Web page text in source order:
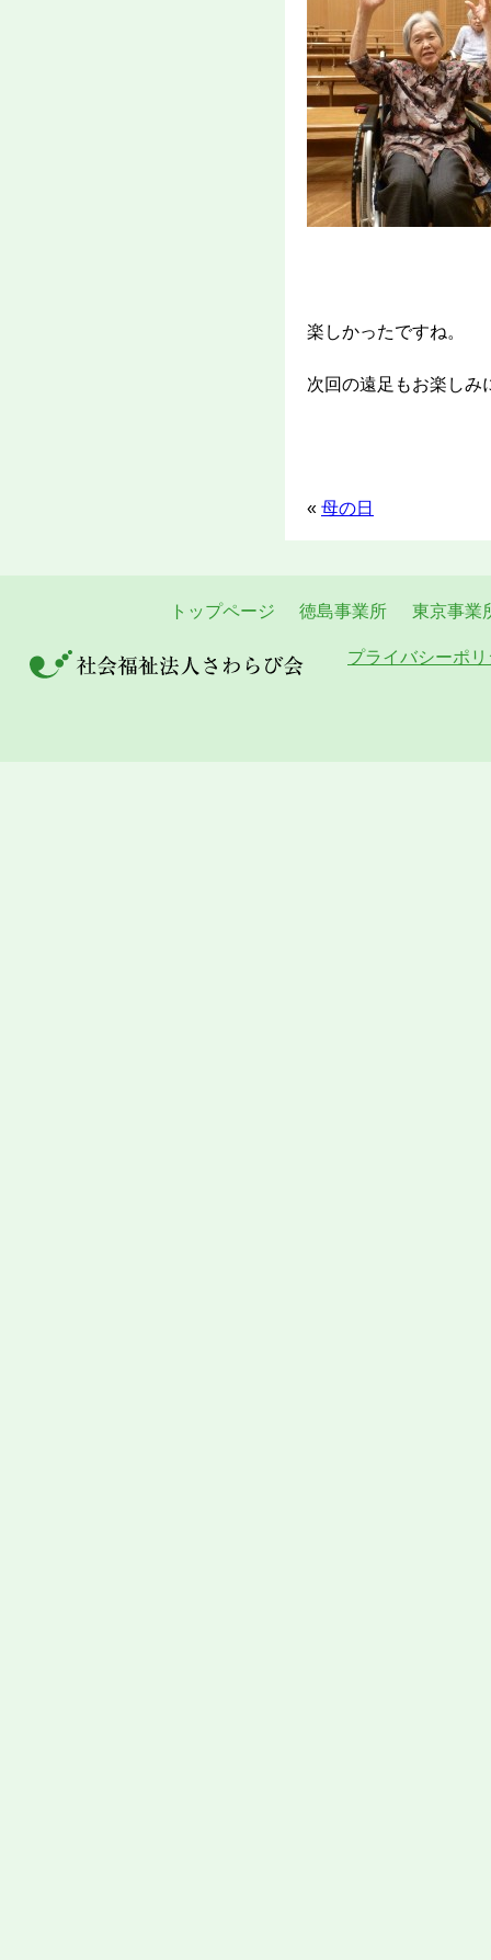
楽しかったですね。
次回の遠足もお楽しみ
« 母の日
トップページ 徳島事業所 東京事業
プライバシーポ